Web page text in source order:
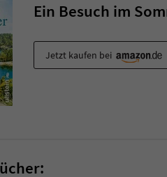
Ein Besuch im
Jetzt kaufen bei